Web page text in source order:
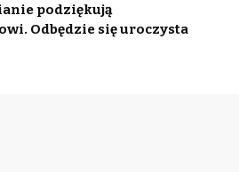
podziękują
Odbędzie się uroczysta